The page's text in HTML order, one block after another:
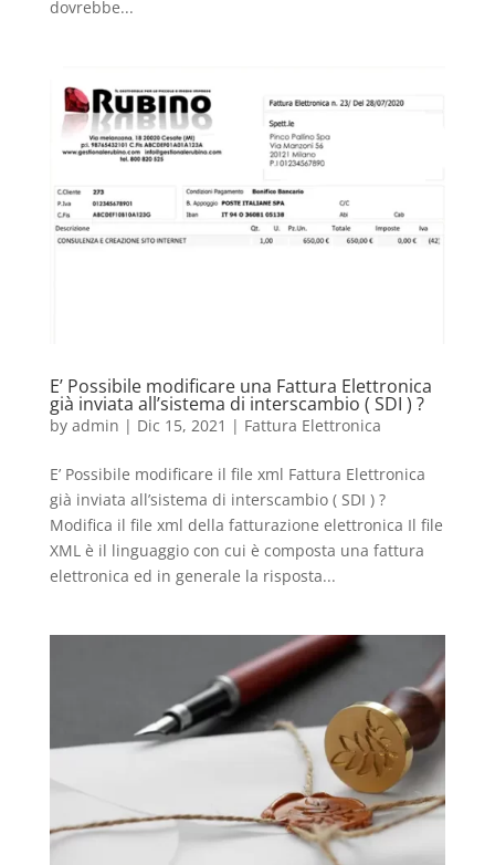
dovrebbe...
E’ Possibile modificare una Fattura Elettronica
già inviata all’sistema di interscambio ( SDI ) ?
by admin | Dic 15, 2021 | Fattura Elettronica
E’ Possibile modificare il file xml Fattura Elettronica
già inviata all’sistema di interscambio ( SDI ) ?
Modifica il file xml della fatturazione elettronica Il file
XML è il linguaggio con cui è composta una fattura
elettronica ed in generale la risposta...